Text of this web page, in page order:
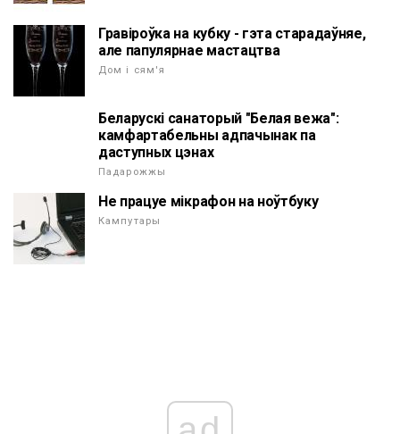
Гравіроўка на кубку - гэта старадаўняе,
але папулярнае мастацтва
Дом і сям'я
Беларускі санаторый "Белая вежа":
камфартабельны адпачынак па
даступных цэнах
Падарожжы
Не працуе мікрафон на ноўтбуку
Кампутары